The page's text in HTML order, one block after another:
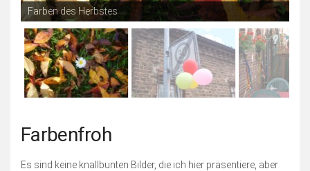
Farben des Herbstes
Farbenfroh
Es sind keine knallbunten Bilder, die ich hier präsentiere, aber